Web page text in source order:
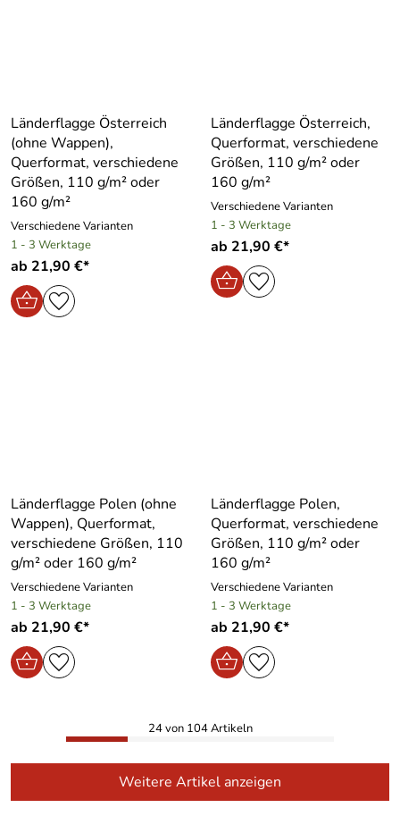
Länderflagge Österreich
(ohne Wappen),
Querformat, verschiedene
Größen, 110 g/m² oder
160 g/m²
Verschiedene Varianten
1 - 3 Werktage
ab 21,90 €*
Länderflagge Österreich,
Querformat, verschiedene
Größen, 110 g/m² oder
160 g/m²
Verschiedene Varianten
1 - 3 Werktage
ab 21,90 €*
Länderflagge Polen (ohne
Wappen), Querformat,
verschiedene Größen, 110
g/m² oder 160 g/m²
Verschiedene Varianten
1 - 3 Werktage
ab 21,90 €*
Länderflagge Polen,
Querformat, verschiedene
Größen, 110 g/m² oder
160 g/m²
Verschiedene Varianten
1 - 3 Werktage
ab 21,90 €*
24 von 104 Artikeln
Weitere Artikel anzeigen